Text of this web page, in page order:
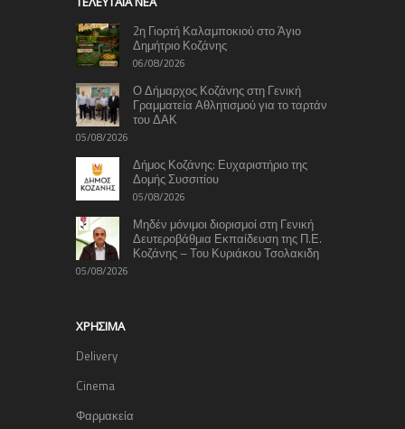
2η Γιορτή Καλαμποκιού στο Άγιο
Δημήτριο Κοζάνης
06/08/2026
Ο Δήμαρχος Κοζάνης στη Γενική
Γραμματεία Αθλητισμού για το ταρτάν
του ΔΑΚ
05/08/2026
Δήμος Κοζάνης: Ευχαριστήριο της
Δομής Συσσιτίου
05/08/2026
Μηδέν μόνιμοι διορισμοί στη Γενική
Δευτεροβάθμια Εκπαίδευση της Π.Ε.
Κοζάνης – Του Κυριάκου Τσολακιδη
05/08/2026
ΧΡΉΣΙΜΑ
Delivery
Cinema
Φαρμακεία